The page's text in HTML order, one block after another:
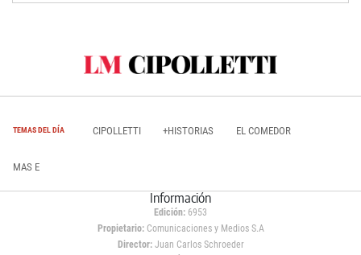
TEMAS DEL DÍA CIPOLLETTI +HISTORIAS EL COMEDOR
MAS E
Información
Edición: 6953
Propietario:Comunicaciones y Medios S.A
Director: Juan Carlos Schroeder